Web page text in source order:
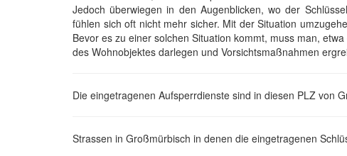
Jedoch überwiegen in den Augenblicken, wo der
fühlen sich oft nicht mehr sicher. Mit der Situation
Bevor es zu einer solchen Situation kommt, muss man,
des Wohnobjektes darlegen und Vorsichtsmaßnahmen
Die eingetragenen Aufsperrdienste sind in diesen PLZ von
Strassen in Großmürbisch in denen die eingetragenen